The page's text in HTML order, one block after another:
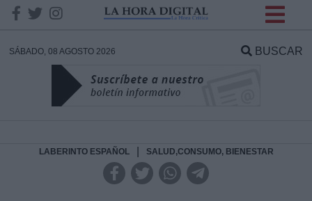
SÁBADO, 08 AGOSTO 2026 BUSCAR
LABERINTO ESPAÑOL SALUD,CONSUMO, BIENESTAR
DATOS
Responsable: